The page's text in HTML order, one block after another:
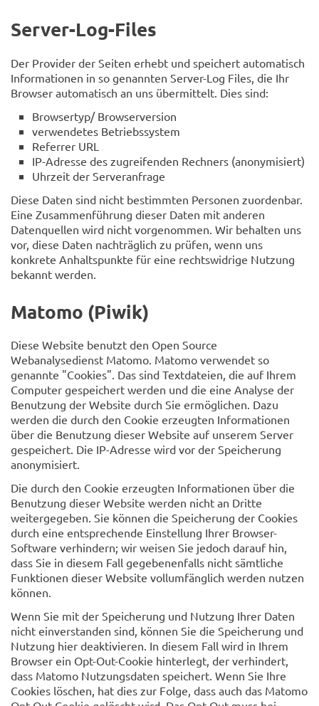
Server-Log-Files
Der Provider der Seiten erhebt und speichert automatisch
Informationen in so genannten Server-Log Files, die Ihr
Browser automatisch an uns übermittelt. Dies sind:
Browsertyp/ Browserversion
verwendetes Betriebssystem
Referrer URL
IP-Adresse des zugreifenden Rechners (anonymisiert)
Uhrzeit der Serveranfrage
Diese Daten sind nicht bestimmten Personen zuordenbar.
Eine Zusammenführung dieser Daten mit anderen
Datenquellen wird nicht vorgenommen. Wir behalten uns
vor, diese Daten nachträglich zu prüfen, wenn uns
konkrete Anhaltspunkte für eine rechtswidrige Nutzung
bekannt werden.
Matomo (Piwik)
Diese Website benutzt den Open Source
Webanalysedienst Matomo. Matomo verwendet so
genannte "Cookies". Das sind Textdateien, die auf Ihrem
Computer gespeichert werden und die eine Analyse der
Benutzung der Website durch Sie ermöglichen. Dazu
werden die durch den Cookie erzeugten Informationen
über die Benutzung dieser Website auf unserem Server
gespeichert. Die IP-Adresse wird vor der Speicherung
anonymisiert.
Die durch den Cookie erzeugten Informationen über die
Benutzung dieser Website werden nicht an Dritte
weitergegeben. Sie können die Speicherung der Cookies
durch eine entsprechende Einstellung Ihrer Browser-
Software verhindern; wir weisen Sie jedoch darauf hin,
dass Sie in diesem Fall gegebenenfalls nicht sämtliche
Funktionen dieser Website vollumfänglich werden nutzen
können.
Wenn Sie mit der Speicherung und Nutzung Ihrer Daten
nicht einverstanden sind, können Sie die Speicherung und
Nutzung hier deaktivieren. In diesem Fall wird in Ihrem
Browser ein Opt-Out-Cookie hinterlegt, der verhindert,
dass Matomo Nutzungsdaten speichert. Wenn Sie Ihre
Cookies löschen, hat dies zur Folge, dass auch das Matomo